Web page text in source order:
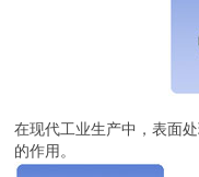
在现代工业生产中，表面
的作用。